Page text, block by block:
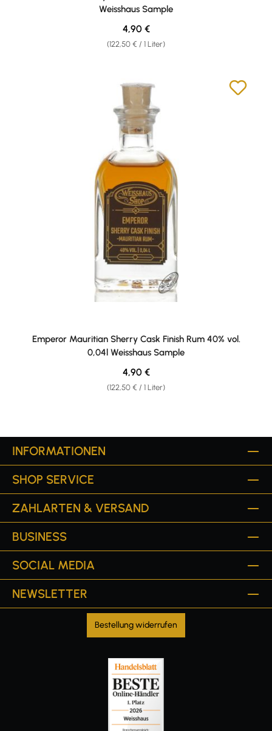
Weisshaus Sample
(122,50 € / 1 Liter)
Regulärer Preis:
4,90 €
Emperor Mauritian Sherry Cask Finish Rum 40% vol.
0,04l Weisshaus Sample
(122,50 € / 1 Liter)
Regulärer Preis:
4,90 €
INFORMATIONEN
SHOP SERVICE
ZAHLARTEN & VERSAND
BUSINESS
SOCIAL MEDIA
NEWSLETTER
Bestellung widerrufen